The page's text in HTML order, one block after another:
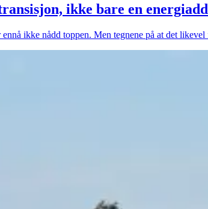
ikke bare en
ikke nådd toppen. Men tegnene på at det